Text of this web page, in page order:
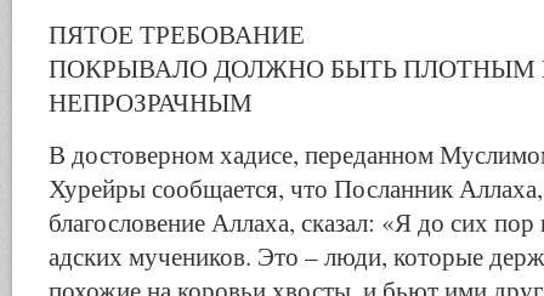
ПЯТОЕ ТРЕБОВАНИЕ
ПОКРЫВАЛО ДОЛЖНО БЫТЬ ПЛОТНЫМ
НЕПРОЗРАЧНЫМ
В достоверном хадисе, переданном
Хурейры сообщается, что Посланник
благословение Аллаха, сказал: «Я до сих пор
адских мучеников. Это – люди, которые